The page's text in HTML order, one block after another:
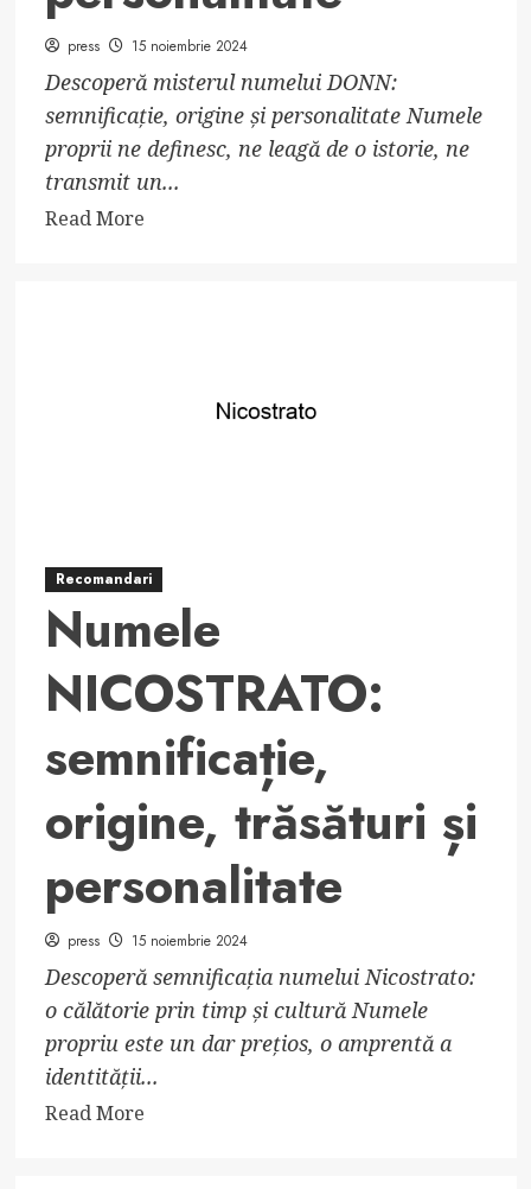
press 15 noiembrie 2024
Descoperă misterul numelui DONN:
semnificație, origine și personalitate Numele
proprii ne definesc, ne leagă de o istorie, ne
transmit un...
Read MoreRead
trăsături
Recomandari
Numele
NICOSTRATO:
semnificație,
origine, trăsături și
personalitate
press 15 noiembrie 2024
Descoperă semnificația numelui Nicostrato:
o călătorie prin timp și cultură Numele
propriu este un dar prețios, o amprentă a
identității...
Read MoreRead